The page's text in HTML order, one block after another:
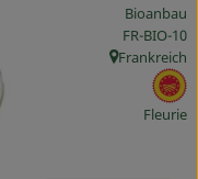
Bioanbau
,FR-BIO-10
, Herkunft:
Frankreich
,
Fleurie